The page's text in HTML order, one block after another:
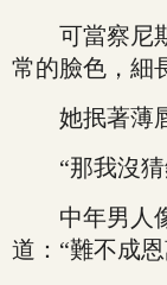
可當察尼斯
常的臉色，細
她抿著薄唇
“那我沒猜
中年男人像
道：“難不成